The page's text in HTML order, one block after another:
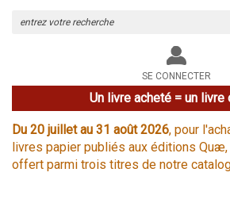
le
site
SE CONNECTER
Un livre acheté = un
Du 20 juillet au 31 août 2026, pour
livres papier publiés aux éditions
offert parmi trois titres de notre